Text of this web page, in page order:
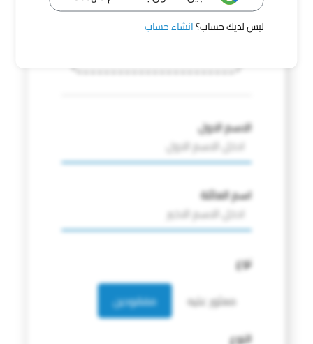
ليس لديك حساب؟انشاء حساب
الاسم الاول
اسم العائلة
نوع
معثور عليه
مفقودين
النوع